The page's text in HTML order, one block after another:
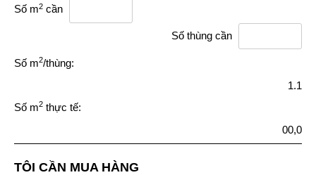
Số m2 cần
Số thùng cần
Số m2/thùng:
1.1
Số m2 thực tế:
00,0
TÔI CẦN MUA HÀNG